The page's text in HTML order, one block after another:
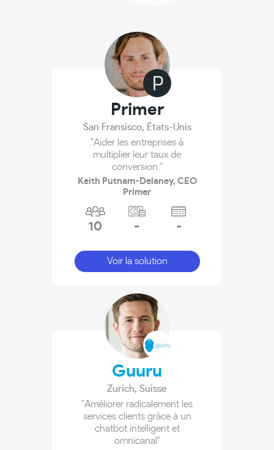
Primer
San Fransisco, États-Unis
"Aider les entreprises à
multiplier leur taux de
conversion."
Keith Putnam-Delaney, CEO
Primer
10 - -
Voir la solution
Guuru
Zurich, Suisse
"Améliorer radicalement les
services clients grâce à un
chatbot intelligent et
omnicanal"